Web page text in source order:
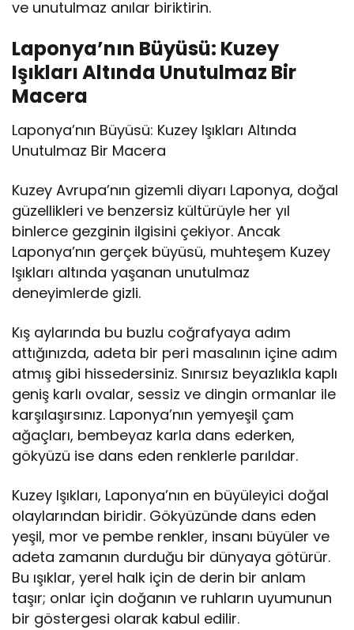
ve unutulmaz anılar biriktirin.
Laponya’nın Büyüsü: Kuzey
Işıkları Altında Unutulmaz Bir
Macera
Laponya’nın Büyüsü: Kuzey Işıkları Altında
Unutulmaz Bir Macera
Kuzey Avrupa’nın gizemli diyarı Laponya, doğal
güzellikleri ve benzersiz kültürüyle her yıl
binlerce gezginin ilgisini çekiyor. Ancak
Laponya’nın gerçek büyüsü, muhteşem Kuzey
Işıkları altında yaşanan unutulmaz
deneyimlerde gizli.
Kış aylarında bu buzlu coğrafyaya adım
attığınızda, adeta bir peri masalının içine adım
atmış gibi hissedersiniz. Sınırsız beyazlıkla kaplı
geniş karlı ovalar, sessiz ve dingin ormanlar ile
karşılaşırsınız. Laponya’nın yemyeşil çam
ağaçları, bembeyaz karla dans ederken,
gökyüzü ise dans eden renklerle parıldar.
Kuzey Işıkları, Laponya’nın en büyüleyici doğal
olaylarından biridir. Gökyüzünde dans eden
yeşil, mor ve pembe renkler, insanı büyüler ve
adeta zamanın durduğu bir dünyaya götürür.
Bu ışıklar, yerel halk için de derin bir anlam
taşır; onlar için doğanın ve ruhların uyumunun
bir göstergesi olarak kabul edilir.